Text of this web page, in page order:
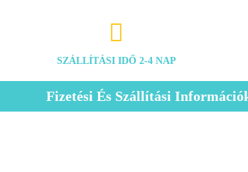

SZÁLLÍTÁSI IDŐ 2-4 NAP
Fizetési És Szállítási